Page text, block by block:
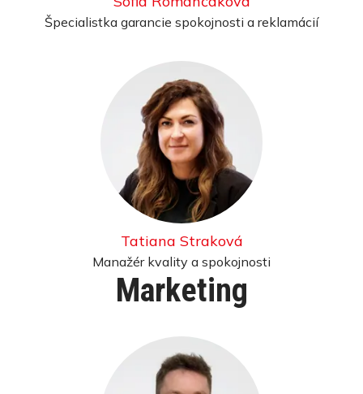
Špecialistka garancie spokojnosti a reklamácií
Tatiana Straková
Manažér kvality a spokojnosti
Marketing